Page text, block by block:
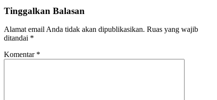
Tinggalkan Balasan
Alamat email Anda tidak akan dipublikasikan. Ruas yang wajib
ditandai *
Komentar *